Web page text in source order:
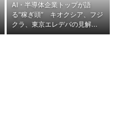
AI・半導体企業トップが語
る“稼ぎ頭” キオクシア、フジ
クラ、東京エレデバの見解...